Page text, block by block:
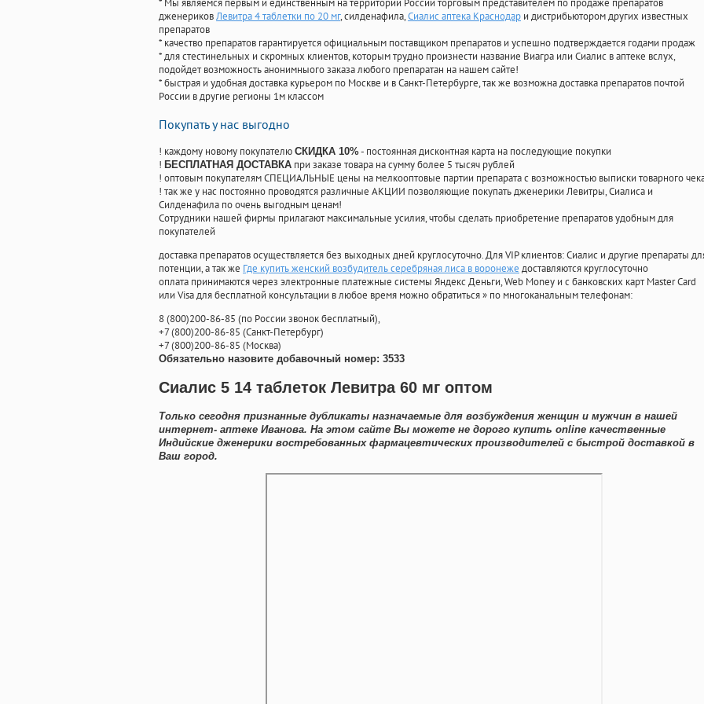
* Мы являемся первым и единственным на территории России торговым представителем по продаже препаратов
дженериковЛевитра 4 таблетки по 20 мг, силденафила,Сиалис аптека Краснодар и дистрибьютором других известных
препаратов
* качество препаратов гарантируется официальным поставщиком препаратов и успешно подтверждается годами продаж
* для стестинельных и скромных клиентов, которым трудно произнести название Виагра или Сиалис в аптеке вслух,
подойдет возможность анонимныого заказа любого препаратан на нашем сайте!
* быстрая и удобная доставка курьером по Москве и в Санкт-Петербурге, так же возможна доставка препаратов почтой
России в другие регионы 1м классом
Покупать у нас выгодно
! каждому новому покупателю СКИДКА 10%- постоянная дисконтная карта на последующие покупки
! БЕСПЛАТНАЯ ДОСТАВКА при заказе товара на сумму более 5 тысяч рублей
! оптовым покупателям СПЕЦИАЛЬНЫЕ цены на мелкооптовые партии препарата с возможностью выписки товарного
! так же у нас постоянно проводятся различные АКЦИИ позволяющие покупать дженерики Левитры, Сиалиса и
Силденафила по очень выгодным ценам!
Cотрудники нашей фирмы прилагают максимальные усилия, чтобы сделать приобретение препаратов удобным для
покупателей
доставка препаратов осуществляется без выходных дней круглосуточно. Для VIP клиентов: Сиалис и другие препараты
потенции, а так же Где купить женский возбудитель серебряная лиса в воронеже доставляются круглосуточно
оплата принимаются через электронные платежные системы Яндекс Деньги, Web Money и с банковских карт Master Card
или Visa для бесплатной консультации в любое время можно обратиться» по многоканальным телефонам:
8(800)200-86-85 (по России звонок бесплатный),
+7(800)200-86-85 (Санкт-Петербург)
+7(800)200-86-85 (Москва)
Обязательно назовите добавочный номер: 3533
Сиалис 5 14 таблеток Левитра 60 мг оптом
Только сегодня признанные дубликаты назначаемые для возбуждения женщин и мужчин в нашей
интернет- аптеке Иванова. На этом сайте Вы можете не дорого купить online качественные
Индийские дженерики востребованных фармацевтических производителей с быстрой доставкой в
Ваш город.